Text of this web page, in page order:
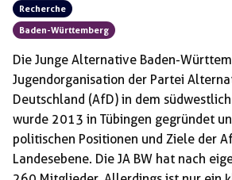
Recherche
Baden-Württemberg
Die Junge Alternative Baden-
Jugendorganisation der Partei
Deutschland (AfD) in dem
wurde 2013 in Tübingen gegründet
politischen Positionen und Ziele der
Landesebene. Die JA BW hat nach